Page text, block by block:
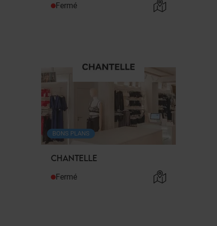
Fermé
CHANTELLE
BONS PLANS
Fermé